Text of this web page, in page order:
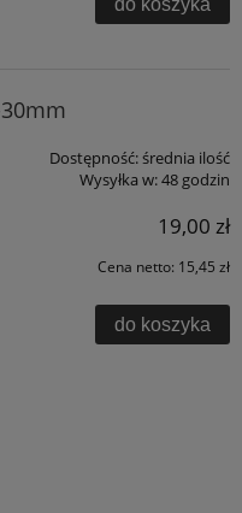
do koszyka
Dostępność:średnia ilość
Wysyłka w:48 godzin
19,00 zł
Cena netto: 15,45 zł
do koszyka